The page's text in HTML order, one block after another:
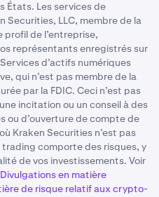
États. Les services de
Securities, LLC, membre de la
profil de l’entreprise,
représentants enregistrés sur
d’actifs numériques
qui n’est pas membre de la
par la FDIC. Ceci n’est pas
incitation ou un conseil à des
ou d’ouverture de compte de
Kraken Securities n’est pas
comporte des risques, y
de vos investissements. Voir
Divulgations en matière
de risque relatif aux crypto-